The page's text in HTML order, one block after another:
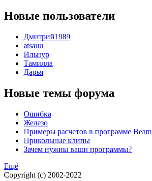
Новые пользователи
Дмитрий1989
atsauu
Ильнур
Тамилла
Дарья
Новые темы форума
Ошибка
Железо
Примеры расчетов в программе Beam
Прикольные клипы
Зачем нужны ваши программы?
Ещё
Copyright (c) 2002-2022